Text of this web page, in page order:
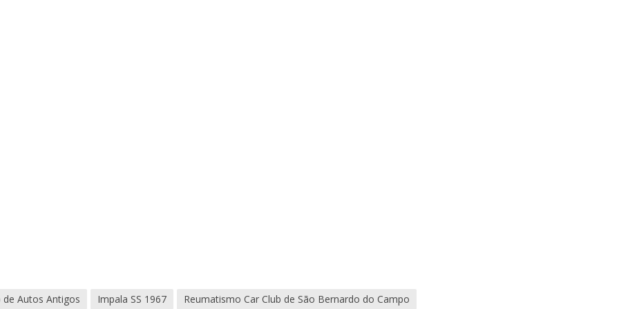
de Autos Antigos Impala SS 1967 Reumatismo Car Club de São Bernardo do Campo